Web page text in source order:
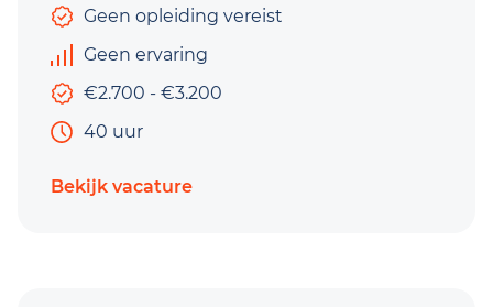
Geen opleiding vereist
Geen ervaring
€2.700 - €3.200
40 uur
Bekijk vacature